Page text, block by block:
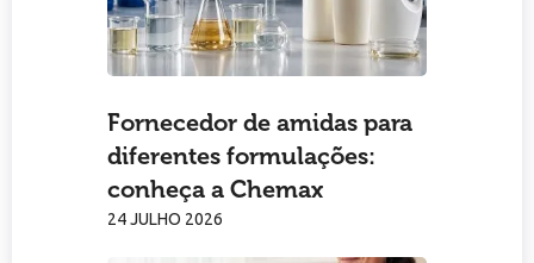
Fornecedor de amidas para
diferentes formulações:
conheça a Chemax
24 JULHO 2026